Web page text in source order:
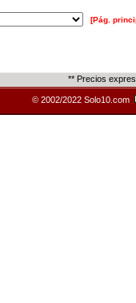
[Pág.
** Precios
© 2002/2022 Solo10.com